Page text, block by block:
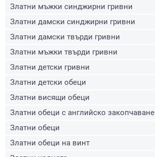
Златни мъжки синджирни гривни
Златни дамски синджирни гривни
Златни дамски твърди гривни
Златни мъжки твърди гривни
Златни детски гривни
Златни детски обеци
Златни висящи обеци
Златни обеци с английско закопчаване
Златни обеци
Златни обеци на винт